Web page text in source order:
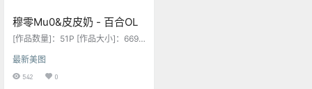
穆零Mu0&皮皮奶 - 百合OL
[作品数量]：51P [作品大小]：669
明]：预览图压缩了 原图无压缩 无本
站水印 [作品格式]：7z格式压缩 建
议使用7z软件解压 [下载方式]：度
最新美图
542 0